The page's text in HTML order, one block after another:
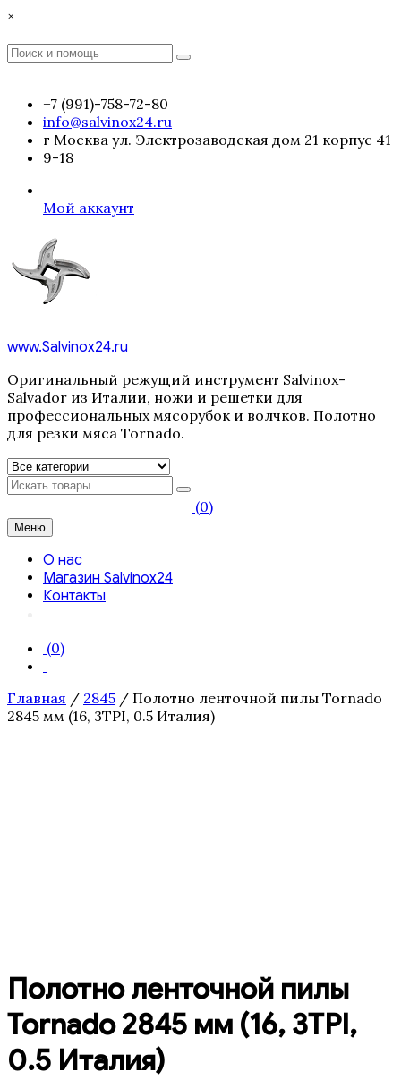
Перейти
содержимому
×
Поиск
Поиск
+7 (991)-758-72-80
info@salvinox24.ru
г Москва ул. Электрозаводская дом 21 корпус 41
9-18
Мой аккаунт
www.Salvinox24.ru
Оригинальный режущий инструмент Salvinox-
Salvador из Италии, ножи и решетки для
профессиональных мясорубок и волчков. Полотно
для резки мяса Tornado.
Искать
(0)
Меню
О нас
Магазин Salvinox24
Контакты
(0)
Главная / 2845 / Полотно ленточной пилы Tornado
2845 мм (16, 3TPI, 0.5 Италия)
Полотно ленточной пилы
Tornado 2845 мм (16, 3TPI,
0.5 Италия)